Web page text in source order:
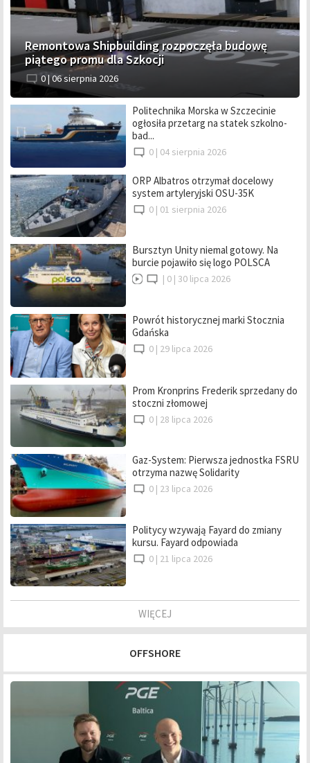
Remontowa Shipbuilding rozpoczęła budowę
piątego promu dla Szkocji
0 |06 sierpnia 2026
Politechnika Morska w Szczecinie
ogłosiła przetarg na statek szkolno-
bad...
0 | 04 sierpnia 2026
ORP Albatros otrzymał docelowy
system artyleryjski OSU-35K
0 | 01 sierpnia 2026
Bursztyn Unity niemal gotowy. Na
burcie pojawiło się logo POLSCA
| 0 | 30 lipca 2026
Powrót historycznej marki Stocznia
Gdańska
0 | 29 lipca 2026
Prom Kronprins Frederik sprzedany do
stoczni złomowej
0 | 28 lipca 2026
Gaz-System: Pierwsza jednostka FSRU
otrzyma nazwę Solidarity
0 | 23 lipca 2026
Politycy wzywają Fayard do zmiany
kursu. Fayard odpowiada
0 | 21 lipca 2026
WIĘCEJ
OFFSHORE